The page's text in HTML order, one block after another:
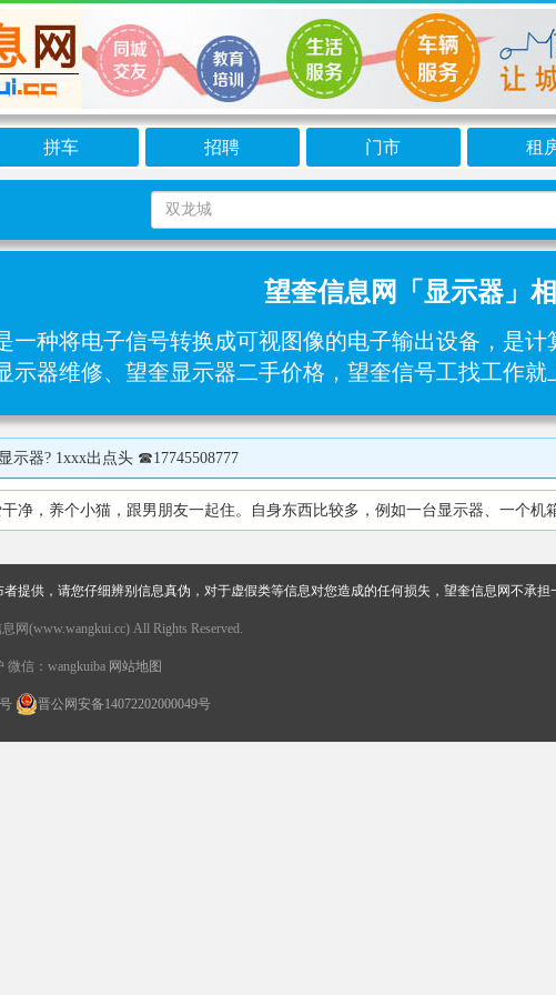
拼车 招聘 门市 租
望奎信息网「显示器」
一种将电子信号转换成可视图像的电子输出设备，是
示器维修、望奎显示器二手价格，望奎信号工找工作就
示器? 1xxx出点头 ☎17745508777
，养个小猫，跟男朋友一起住。自身东西比较多，例如一台显示器、一个机箱、一台饮
提供，请您仔细辨别信息真伪，对于虚假类等信息对您造成的任何损失，望奎信息网不承担
网(www.wangkui.cc) All Rights Reserved.
微信：wangkuiba 网站地图
晋公网安备14072202000049号